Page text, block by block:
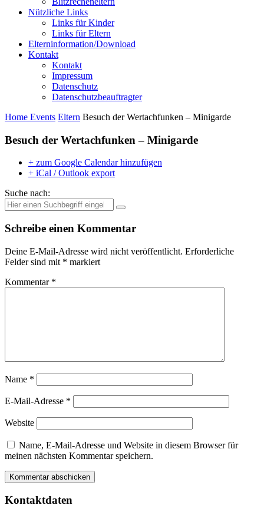
Nützliche Links
Links für Kinder
Links für Eltern
Elterninformation/Download
Kontakt
Kontakt
Impressum
Datenschutz
Datenschutzbeauftragter
Home Events Eltern Besuch der Wertachfunken – Minigarde
Besuch der Wertachfunken – Minigarde
+ zum Google Calendar hinzufügen
+ iCal / Outlook export
Suche nach:
Schreibe einen Kommentar
Deine E-Mail-Adresse wird nicht veröffentlicht. Erforderliche
Felder sind mit * markiert
Kommentar *
Name *
E-Mail-Adresse *
Website
Name, E-Mail-Adresse und Website in diesem Browser für
meinen nächsten Kommentar speichern.
Kontaktdaten